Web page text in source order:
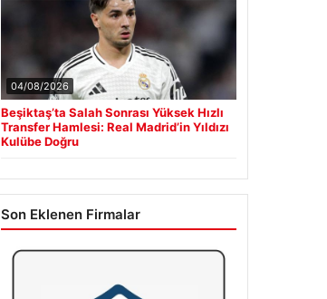
04/08/2026
Beşiktaş’ta Salah Sonrası Yüksek Hızlı
Transfer Hamlesi: Real Madrid’in Yıldızı
Kulübe Doğru
Son Eklenen Firmalar